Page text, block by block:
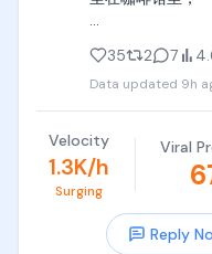
速运镜、剧烈旋
急转弯，禁止慢
【全片禁止】
全片保持脸部、
右手脚数量一致
时间线顺序发生
转、水花。转动
不出现瞬移、位
增减、物体增殖
他退休大概一个
咖啡馆全关了。
无事可做，天天憋
他承认，当时感觉
脑子变迟钝，整
这怎么救？
他受不了了，非
35 2 7
Data updated 9h
Velocity
1.3K/h
Surging
Viral
Reply